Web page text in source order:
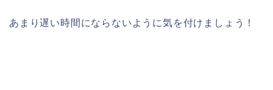
あまり遅い時間にならないように気を付けましょう！